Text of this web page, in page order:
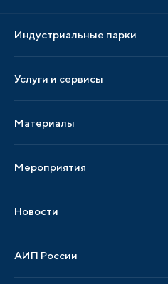
Индустриальные парки
Парки по регионам
Услуги и сервисы
Услуги по локализации
Материалы
Публикации СМИ и статьи
Образцы документов
Мероприятия
Мероприятия отрасли
Новости
Новости отрасли
АИП России